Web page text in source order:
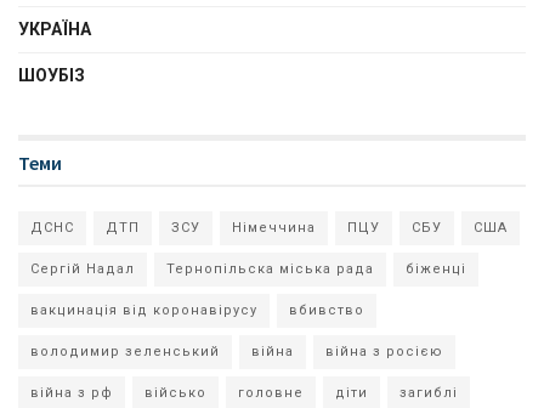
УКРАЇНА
ШОУБІЗ
Теми
ДСНС ДТП ЗСУ Німеччина ПЦУ СБУ США
Сергій Надал Тернопільска міська рада біженці
вакцинація від коронавірусу вбивство
володимир зеленський війна війна з росією
війна з рф військо головне діти загиблі